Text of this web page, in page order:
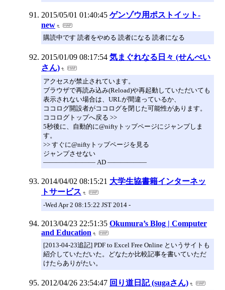
2015/05/01 01:40:45 ゲンゾウ用ポストイット-
new
購読中です 読者をやめる 読者になる 読者になる
2015/01/09 08:17:54 気まぐれなる日々 (せんべい
さん)
アクセスが禁止されています。
ブラウザで再読み込み(Reload)や再起動していただいても
表示されない場合は、URLが間違っているか、
ココログ開設者がココログを閉じた可能性があります。
ココログトップへ戻る >>
5秒後に、自動的に@niftyトップページにジャンプしま
す。
>> すぐに@niftyトップページを見る
ジャンプさせない
―――――――― AD ――――――
2014/04/02 08:15:21 大学生協書籍インターネッ
トサービス
-Wed Apr 2 08:15:22 JST 2014 -
2013/04/23 22:51:35 Okumura’s Blog | Computer
and Education
[2013-04-23追記] PDF to Excel Free Online というサイトも
紹介していただいた。どなたか比較記事を書いていただ
けたらありがたい。
2012/04/26 23:54:47 回り道日記 (sugaさん)